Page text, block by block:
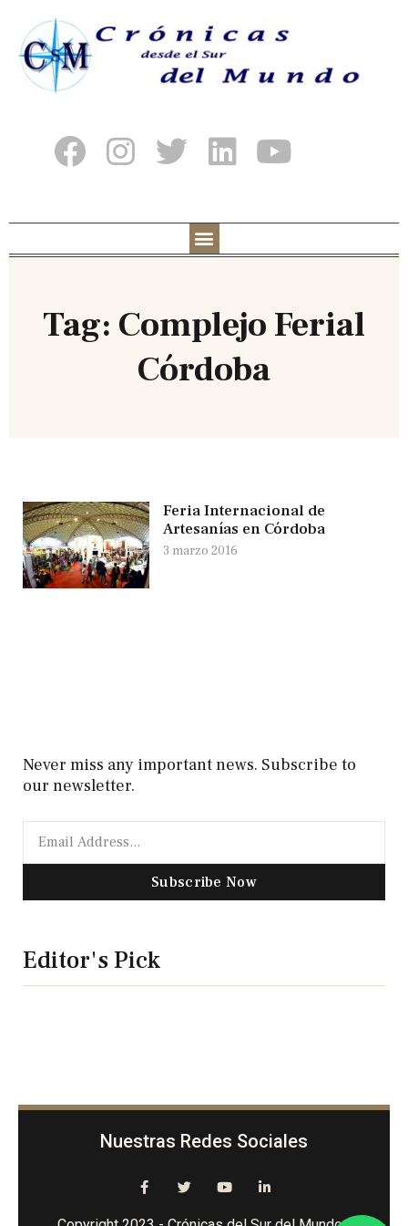
Tag: Complejo Ferial
Córdoba
Feria Internacional de
Artesanías en Córdoba
3 marzo 2016
Never miss any important news. Subscribe to
our newsletter.
Subscribe Now
Editor's Pick
Nuestras Redes Sociales